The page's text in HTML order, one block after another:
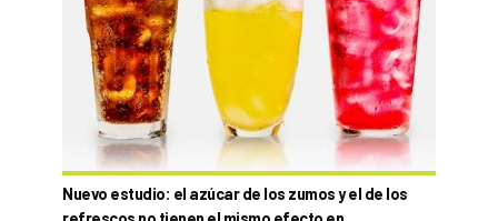
Nuevo estudio: el azúcar de los zumos y el de los